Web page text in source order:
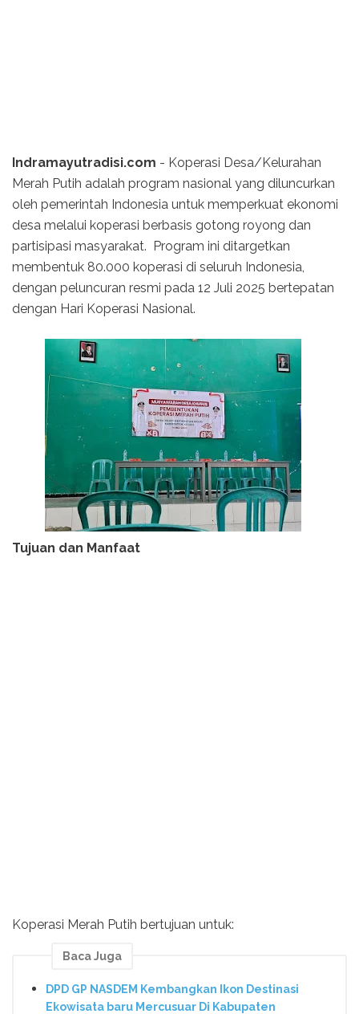
Indramayutradisi.com - Koperasi Desa/Kelurahan
Merah Putih adalah program nasional yang diluncurkan
oleh pemerintah Indonesia untuk memperkuat ekonomi
desa melalui koperasi berbasis gotong royong dan
partisipasi masyarakat. Program ini ditargetkan
membentuk 80.000 koperasi di seluruh Indonesia,
dengan peluncuran resmi pada 12 Juli 2025 bertepatan
dengan Hari Koperasi Nasional.
Tujuan dan Manfaat
Koperasi Merah Putih bertujuan untuk:
Baca Juga
DPD GP NASDEM Kembangkan Ikon Destinasi
Ekowisata baru Mercusuar Di Kabupaten